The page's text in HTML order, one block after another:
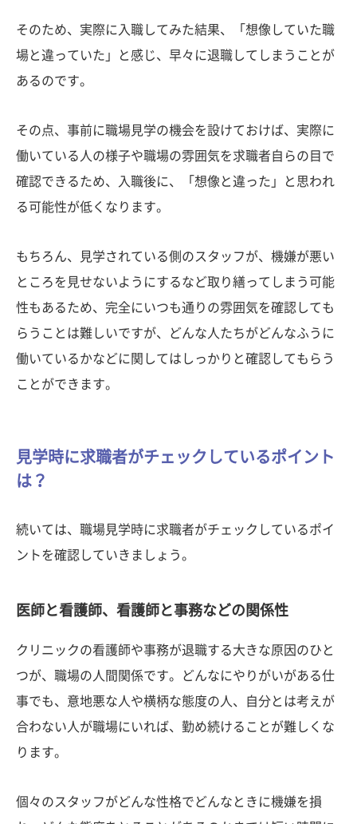
そのため、実際に入職してみた結果、「想像していた職
場と違っていた」と感じ、早々に退職してしまうことが
あるのです。
その点、事前に職場見学の機会を設けておけば、実際に
働いている人の様子や職場の雰囲気を求職者自らの目で
確認できるため、入職後に、「想像と違った」と思われ
る可能性が低くなります。
もちろん、見学されている側のスタッフが、機嫌が悪い
ところを見せないようにするなど取り繕ってしまう可能
性もあるため、完全にいつも通りの雰囲気を確認しても
らうことは難しいですが、どんな人たちがどんなふうに
働いているかなどに関してはしっかりと確認してもらう
ことができます。
見学時に求職者がチェックしているポイント
は？
続いては、職場見学時に求職者がチェックしているポイ
ントを確認していきましょう。
医師と看護師、看護師と事務などの関係性
クリニックの看護師や事務が退職する大きな原因のひと
つが、職場の人間関係です。どんなにやりがいがある仕
事でも、意地悪な人や横柄な態度の人、自分とは考えが
合わない人が職場にいれば、勤め続けることが難しくな
ります。
個々のスタッフがどんな性格でどんなときに機嫌を損